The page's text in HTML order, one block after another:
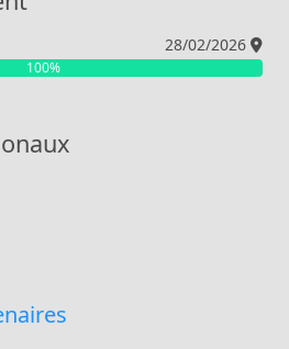
28/02/2026
100%